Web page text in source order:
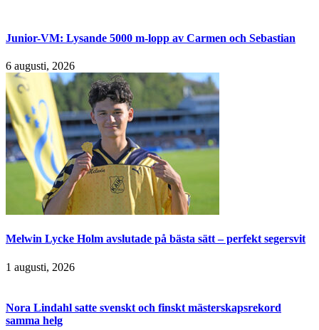
Junior-VM: Lysande 5000 m-lopp av Carmen och Sebastian
6 augusti, 2026
Melwin Lycke Holm avslutade på bästa sätt – perfekt segersvit
1 augusti, 2026
Nora Lindahl satte svenskt och finskt mästerskapsrekord
samma helg